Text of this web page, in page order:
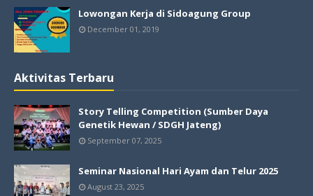
Lowongan Kerja di Sidoagung Group
December 01, 2019
Aktivitas Terbaru
Story Telling Competition (Sumber Daya
Genetik Hewan / SDGH Jateng)
September 07, 2025
Seminar Nasional Hari Ayam dan Telur 2025
August 23, 2025